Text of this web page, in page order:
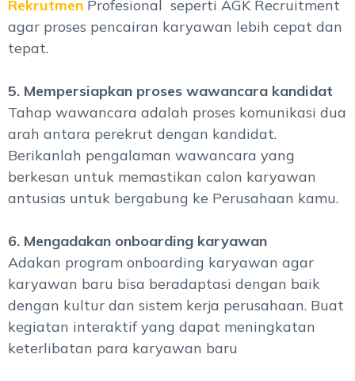
Rekrutmen Profesional seperti AGK Recruitment
agar proses pencairan karyawan lebih cepat dan
tepat.
5. Mempersiapkan proses wawancara kandidat
Tahap wawancara adalah proses komunikasi dua
arah antara perekrut dengan kandidat.
Berikanlah pengalaman wawancara yang
berkesan untuk memastikan calon karyawan
antusias untuk bergabung ke Perusahaan kamu.
6. Mengadakan onboarding karyawan
Adakan program onboarding karyawan agar
karyawan baru bisa beradaptasi dengan baik
dengan kultur dan sistem kerja perusahaan. Buat
kegiatan interaktif yang dapat meningkatan
keterlibatan para karyawan baru